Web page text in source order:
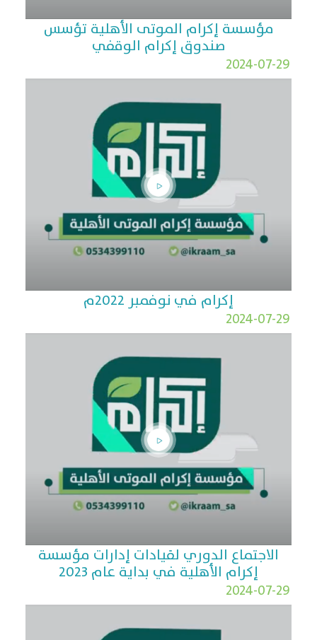
مؤسسة إكرام الموتى الأهلية تؤسس
صندوق إكرام الوقفي
2024-07-29
إكرام في نوفمبر 2022م
2024-07-29
الاجتماع الدوري لقيادات إدارات مؤسسة
إكرام الأهلية في بداية عام 2023
2024-07-29